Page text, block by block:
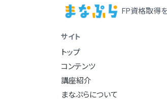
FP資格取得
サイト
トップ
コンテンツ
講座紹介
まなぷらについて